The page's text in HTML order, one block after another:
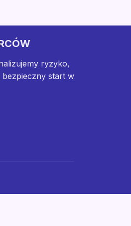
ryzyko,
bezpieczny start w